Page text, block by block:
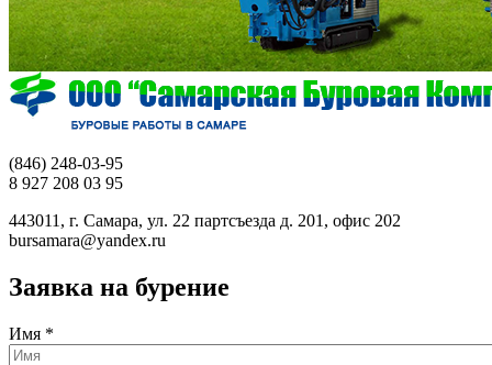
(846) 248-03-95
8 927 208 03 95
443011, г. Самара, ул. 22 партсъезда д. 201, офис 202
bursamara@yandex.ru
Заявка на бурение
Имя *